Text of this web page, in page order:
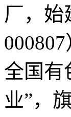
厂，始
全国有
业”，